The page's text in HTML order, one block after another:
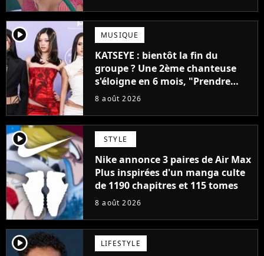
player2 MUSIQUE
KATSEYE : bientôt la fin du
groupe ? Une 2ème chanteuse
s'éloigne en 6 mois, "Prendre
cette décision n’a pas été facile"
8 août 2026
player2 STYLE
Nike annonce 3 paires de Air Max
Plus inspirées d'un manga culte
de 1190 chapitres et 115 tomes
8 août 2026
player2 LIFESTYLE